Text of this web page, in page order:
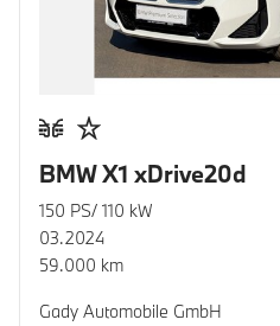
BMW X1 xDrive20d
150 PS/ 110 kW
03.2024
59.000 km
Gady Automobile GmbH